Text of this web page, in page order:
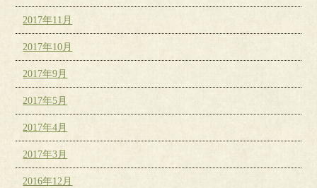
2017年11月
2017年10月
2017年9月
2017年5月
2017年4月
2017年3月
2016年12月